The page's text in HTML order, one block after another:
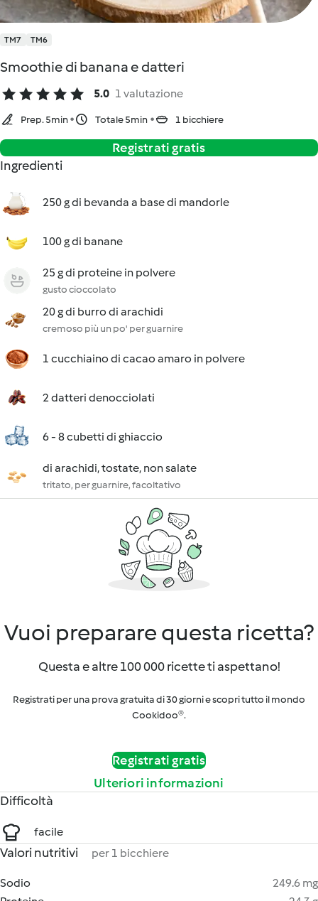
TM7 TM6
Smoothie di banana e datteri
5.0 1 valutazione
Prep. 5min Totale 5min 1 bicchiere
Registrati gratis
Ingredienti
250 g di bevanda a base di mandorle
100 g di banane
25 g di proteine in polvere
gusto cioccolato
20 g di burro di arachidi
cremoso più un po' per guarnire
1 cucchiaino di cacao amaro in polvere
2 datteri denocciolati
6 - 8 cubetti di ghiaccio
di arachidi, tostate, non salate
tritato, per guarnire, facoltativo
Vuoi preparare questa ricetta?
Questa e altre 100 000 ricette ti aspettano!
Registrati per una prova gratuita di 30 giorni e scopri tutto il mondo
Cookidoo®.
Registrati gratis
Ulteriori informazioni
Difficoltà
facile
Valori nutritivi per 1 bicchiere
Sodio
249.6 mg